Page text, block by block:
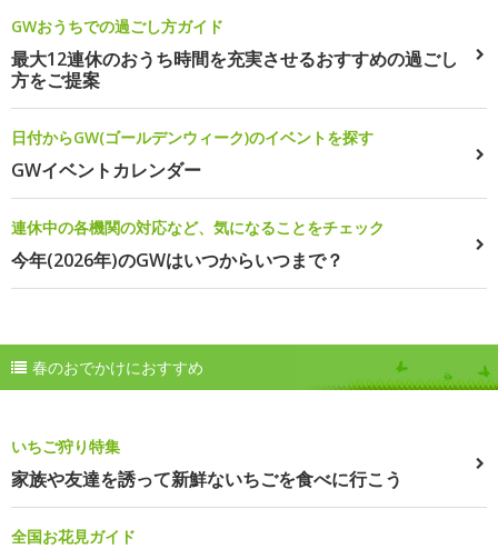
GWおうちでの過ごし方ガイド
最大12連休のおうち時間を充実させるおすすめの過ごし
方をご提案
日付からGW(ゴールデンウィーク)のイベントを探す
GWイベントカレンダー
連休中の各機関の対応など、気になることをチェック
今年(2026年)のGWはいつからいつまで？
春のおでかけにおすすめ
いちご狩り特集
家族や友達を誘って新鮮ないちごを食べに行こう
全国お花見ガイド